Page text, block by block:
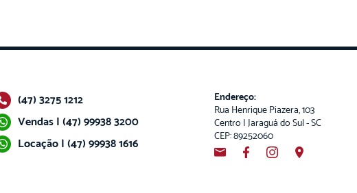
(47) 3275 1212
Vendas | (47) 99938 3200
Locação | (47) 99938 1616
Endereço:
Rua Henrique Piazera, 103
Centro | Jaraguá do Sul - SC
CEP: 89252060